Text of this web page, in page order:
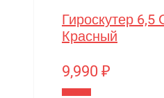
Гироскутер 6,5
Красный
9,990 ₽